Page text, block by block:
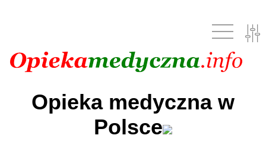
Opieka medyczna w
Polsce